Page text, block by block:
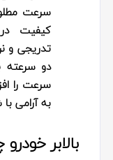
سرعت
کیفیت
تدریجی و
دو سرعته
سرعت را
به آرامی
بالابر